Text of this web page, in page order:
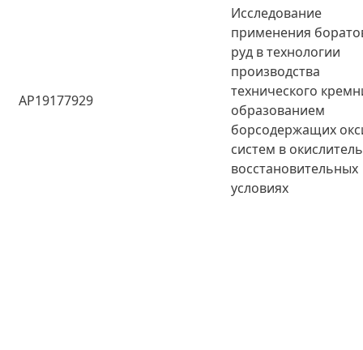
AP19177929
Исследование
применения
руд в технологии
производства
технического
образованием
борсодержащих
систем в
восстановительных
условиях